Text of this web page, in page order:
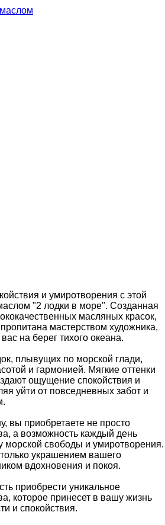
и умиротворения с этой
"2 лодки в море". Созданная
масляных красок,
мастерством художника,
на берег тихого океана.
плывущих по морской глади,
и гармонией. Мягкие оттенки
ощущение спокойствия и
уйти от повседневных забот и
вы приобретаете не просто
а возможность каждый день
морской свободы и умиротворения.
украшением вашего
вдохновения и покоя.
приобрести уникальное
которое принесет в вашу жизнь
и спокойствия.